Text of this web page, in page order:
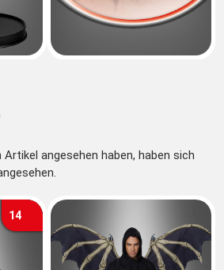
angesehen haben, haben sich
14